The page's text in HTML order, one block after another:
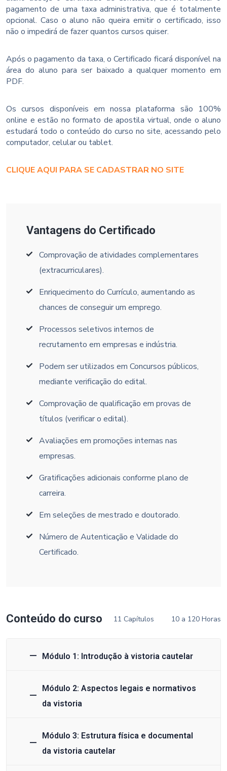
pagamento de uma taxa administrativa, que é totalmente
opcional. Caso o aluno não queira emitir o certificado, isso
não o impedirá de fazer quantos cursos quiser.
Após o pagamento da taxa, o Certificado ficará disponível na
área do aluno para ser baixado a qualquer momento em
PDF.
Os cursos disponíveis em nossa plataforma são 100%
online e estão no formato de apostila virtual, onde o aluno
estudará todo o conteúdo do curso no site, acessando pelo
computador, celular ou tablet.
CLIQUE AQUI PARA SE CADASTRAR NO SITE
Vantagens do Certificado
Comprovação de atividades complementares
(extracurriculares).
Enriquecimento do Currículo, aumentando as
chances de conseguir um emprego.
Processos seletivos internos de
recrutamento em empresas e indústria.
Podem ser utilizados em Concursos públicos,
mediante verificação do edital.
Comprovação de qualificação em provas de
títulos (verificar o edital).
Avaliações em promoções internas nas
empresas.
Gratificações adicionais conforme plano de
carreira.
Em seleções de mestrado e doutorado.
Número de Autenticação e Validade do
Certificado.
Conteúdo do curso 11 Capítulos 10 a 120 Horas
Módulo 1: Introdução à vistoria cautelar
Módulo 2: Aspectos legais e normativos
da vistoria
Módulo 3: Estrutura física e documental
da vistoria cautelar